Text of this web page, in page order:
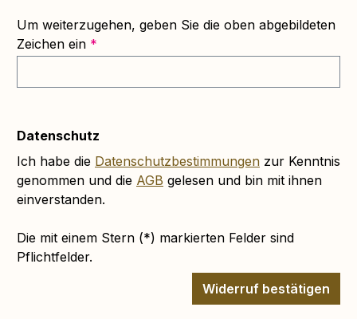
Um weiterzugehen, geben Sie die oben abgebildeten
Zeichen ein *
Datenschutz
Ich habe die Datenschutzbestimmungen zur Kenntnis
genommen und die AGB gelesen und bin mit ihnen
einverstanden.
Die mit einem Stern (*) markierten Felder sind
Pflichtfelder.
Widerruf bestätigen